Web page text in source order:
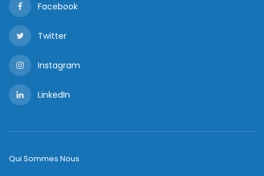
Facebook
Twitter
Instagram
LinkedIn
Qui Sommes Nous